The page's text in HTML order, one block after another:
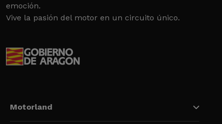
emoción.
Vive la pasión del motor en un circuito único.
Motorland